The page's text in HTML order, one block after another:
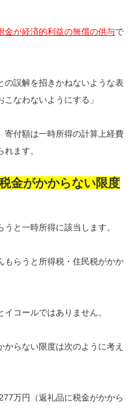
金が経済的利益の無償の供与で
誤解を招きかねないような表
なわないようにする」
寄付額は一時所得の計算上経費
ます。
金がかからない限度
と一時所得に該当します。
もらうと所得税・住民税がかか
コールではありません。
らない限度は次のように考え
万円（返礼品に税金がかから